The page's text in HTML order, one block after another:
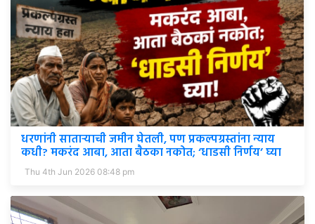
धरणांनी साताऱ्याची जमीन घेतली, पण प्रकल्पग्रस्तांना न्याय
कधी? मकरंद आबा, आता बैठका नकोत; ‘धाडसी निर्णय’ घ्या
Thu 4th Jun 2026 08:48 pm